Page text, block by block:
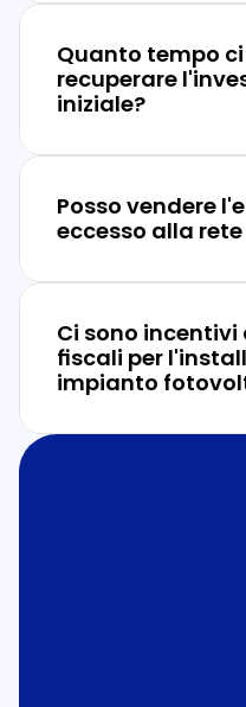
Quanto tempo
recuperare
iniziale?
Posso vendere
eccesso alla
Ci sono
fiscali per
impianto